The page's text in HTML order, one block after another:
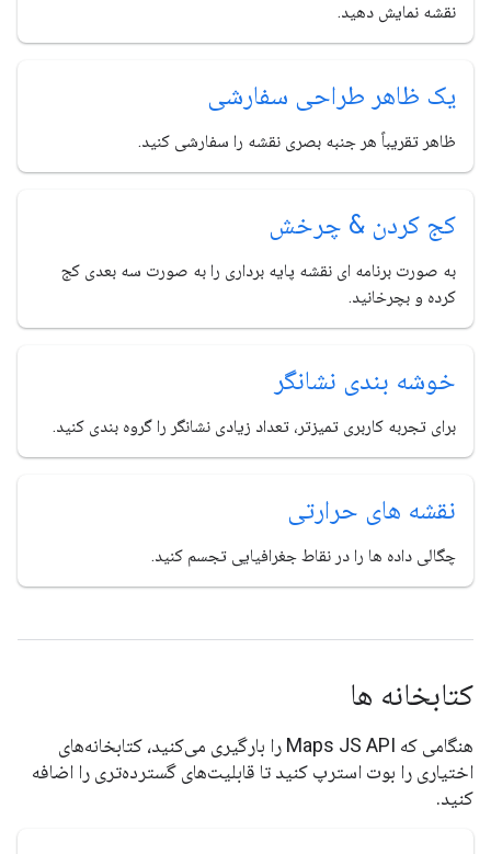
نقشه نمایش دهید.
یک ظاهر طراحی سفارشی
ظاهر تقریباً هر جنبه بصری نقشه را سفارشی کنید.
کج کردن & چرخش
به صورت برنامه ای نقشه پایه برداری را به صورت سه بعدی کج
کرده و بچرخانید.
خوشه بندی نشانگر
برای تجربه کاربری تمیزتر، تعداد زیادی نشانگر را گروه بندی کنید.
نقشه های حرارتی
چگالی داده ها را در نقاط جغرافیایی تجسم کنید.
کتابخانه ها
هنگامی که Maps JS API را بارگیری می‌کنید، کتابخانه‌های
اختیاری را بوت استرپ کنید تا قابلیت‌های گسترده‌تری را اضافه
کنید.